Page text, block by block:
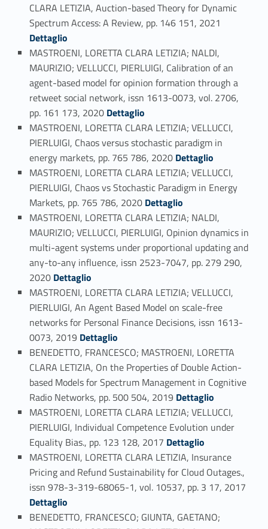
CLARA LETIZIA, Auction-based Theory for Dynamic
Spectrum Access: A Review, pp. 146 151, 2021
Dettaglio
MASTROENI, LORETTA CLARA LETIZIA; NALDI,
MAURIZIO; VELLUCCI, PIERLUIGI, Calibration of an
agent-based model for opinion formation through a
retweet social network, issn 1613-0073, vol. 2706,
pp. 161 173, 2020 Link identifier #identifier_person_9433-63
Dettaglio
MASTROENI, LORETTA CLARA LETIZIA; VELLUCCI,
PIERLUIGI, Chaos versus stochastic paradigm in
energy markets, pp. 765 786, 2020Link identifier #identifier_person_36812-64
Dettaglio
MASTROENI, LORETTA CLARA LETIZIA; VELLUCCI,
PIERLUIGI, Chaos vs Stochastic Paradigm in Energy
Markets, pp. 765 786, 2020 Link identifier #identifier_person_43837-65
Dettaglio
MASTROENI, LORETTA CLARA LETIZIA; NALDI,
MAURIZIO; VELLUCCI, PIERLUIGI, Opinion dynamics in
multi-agent systems under proportional updating and
any-to-any influence, issn 2523-7047, pp. 279 290,
2020 Link identifier #identifier_person_181754-66
Dettaglio
MASTROENI, LORETTA CLARA LETIZIA; VELLUCCI,
PIERLUIGI, An Agent Based Model on scale-free
networks for Personal Finance Decisions, issn 1613-
0073, 2019 Link identifier #identifier_person_4442-67
Dettaglio
BENEDETTO, FRANCESCO; MASTROENI, LORETTA
CLARA LETIZIA, On the Properties of Double Action-
based Models for Spectrum Management in Cognitive
Radio Networks, pp. 500 504, 2019 Link identifier #identifier_person_188186-68
Dettaglio
MASTROENI, LORETTA CLARA LETIZIA; VELLUCCI,
PIERLUIGI, Individual Competence Evolution under
Equality Bias., pp. 123 128, 2017 Link identifier #identifier_person_109785-69
Dettaglio
MASTROENI, LORETTA CLARA LETIZIA, Insurance
Pricing and Refund Sustainability for Cloud Outages.,
issn 978-3-319-68065-1, vol. 10537, pp. 3 17, 2017
Dettaglio
BENEDETTO, FRANCESCO; GIUNTA, GAETANO;